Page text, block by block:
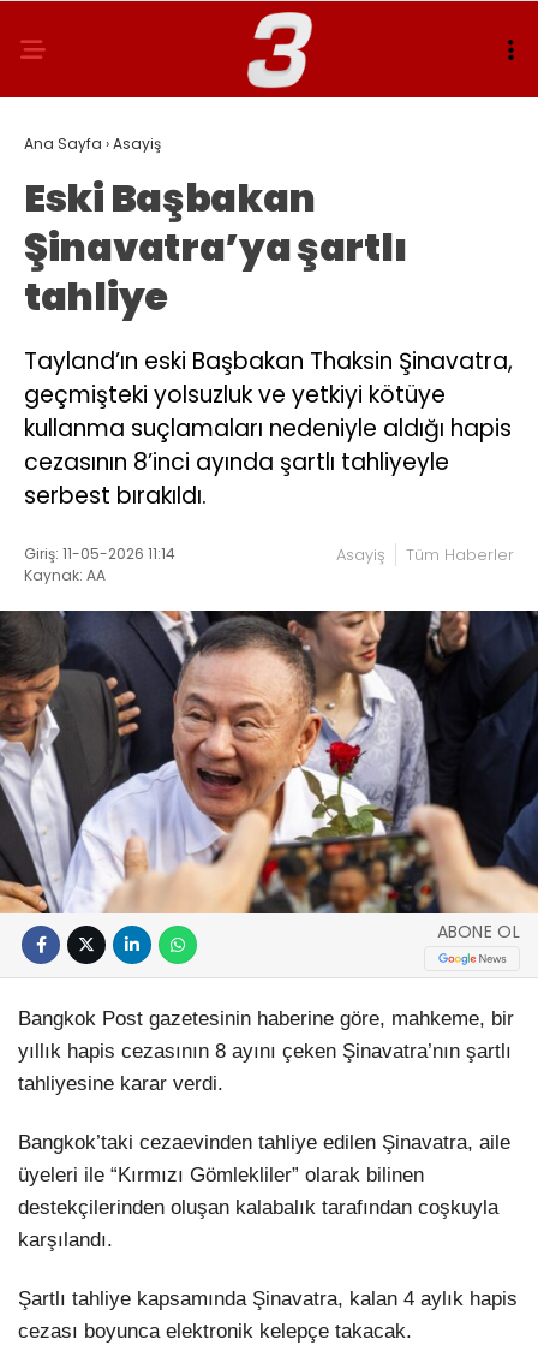
Ana Sayfa ›Asayiş
Eski Başbakan
Şinavatra’ya şartlı
tahliye
Tayland’ın eski Başbakan Thaksin Şinavatra,
geçmişteki yolsuzluk ve yetkiyi kötüye
kullanma suçlamaları nedeniyle aldığı hapis
cezasının 8’inci ayında şartlı tahliyeyle
serbest bırakıldı.
Giriş: 11-05-2026 11:14
Kaynak: AA
Asayiş Tüm Haberler
ABONE OL
Bangkok Post gazetesinin haberine göre, mahkeme, bir
yıllık hapis cezasının 8 ayını çeken Şinavatra’nın şartlı
tahliyesine karar verdi.
Bangkok’taki cezaevinden tahliye edilen Şinavatra, aile
üyeleri ile “Kırmızı Gömlekliler” olarak bilinen
destekçilerinden oluşan kalabalık tarafından coşkuyla
karşılandı.
Şartlı tahliye kapsamında Şinavatra, kalan 4 aylık hapis
cezası boyunca elektronik kelepçe takacak.